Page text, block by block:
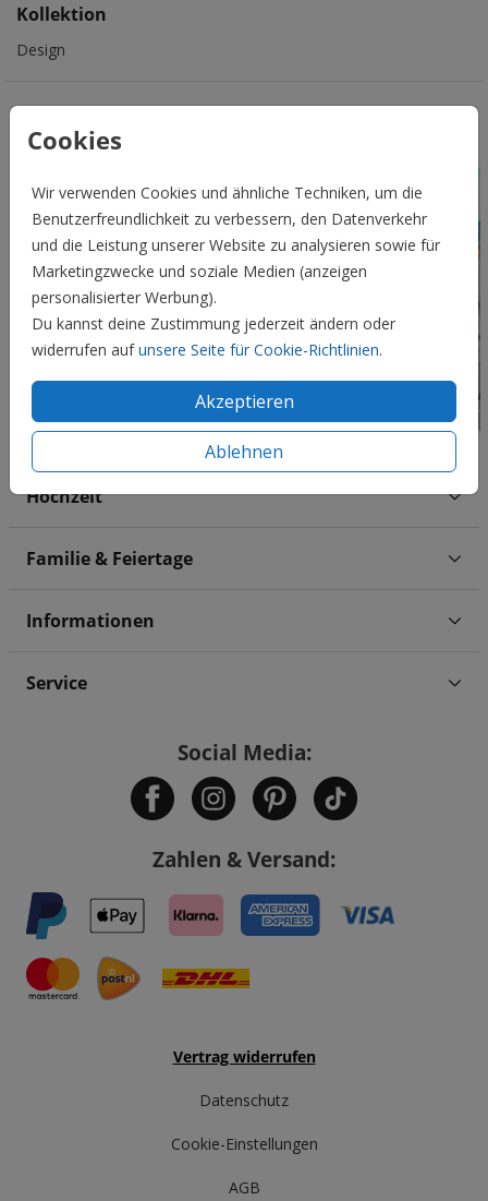
Cookies
Wir verwenden Cookies und ähnliche Techniken, um die
Benutzerfreundlichkeit zu verbessern, den Datenverkehr
und die Leistung unserer Website zu analysieren sowie für
Marketingzwecke und soziale Medien (anzeigen
personalisierter Werbung).
Du kannst deine Zustimmung jederzeit ändern oder
widerrufen aufunsere Seite für Cookie-Richtlinien.
Akzeptieren
Ablehnen
Kollektion
Design
Hochzeit
Familie & Feiertage
Informationen
Service
Social Media:
Zahlen & Versand:
Vertrag widerrufen
Datenschutz
Cookie-Einstellungen
AGB